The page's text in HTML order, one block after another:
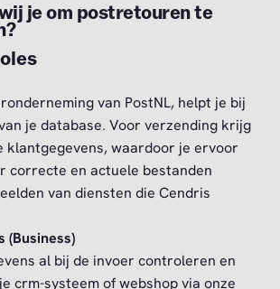
je om postretouren te
van PostNL, helpt je bij
je database. Voor verzending krijg
klantgegevens, waardoor je ervoor
correcte en actuele bestanden
van diensten die Cendris
(Business)
al bij de invoer controleren en
crm-systeem of webshop via onze